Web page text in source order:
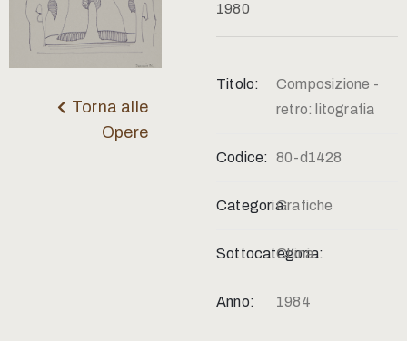
Torna alle
Opere
1980
Titolo:
Composizione -
retro: litografia
Codice: 80-d1428
Categoria:Grafiche
Sottocategoria:
China
Anno: 1984